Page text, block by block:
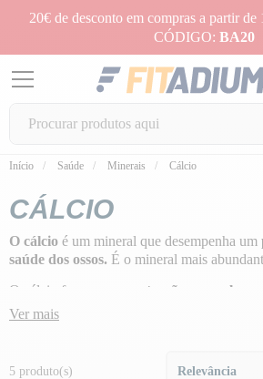
20€ de desconto em compras a partir de
CÓDIGO: BA20
Início Saúde Minerais Cálcio
CÁLCIO
O cálcio é um mineral que desempenha um
saúde dos ossos. É o mineral mais
O cálcio favorece
a contração muscular e
cardiovascular.
Ver mais
5 produto(s)